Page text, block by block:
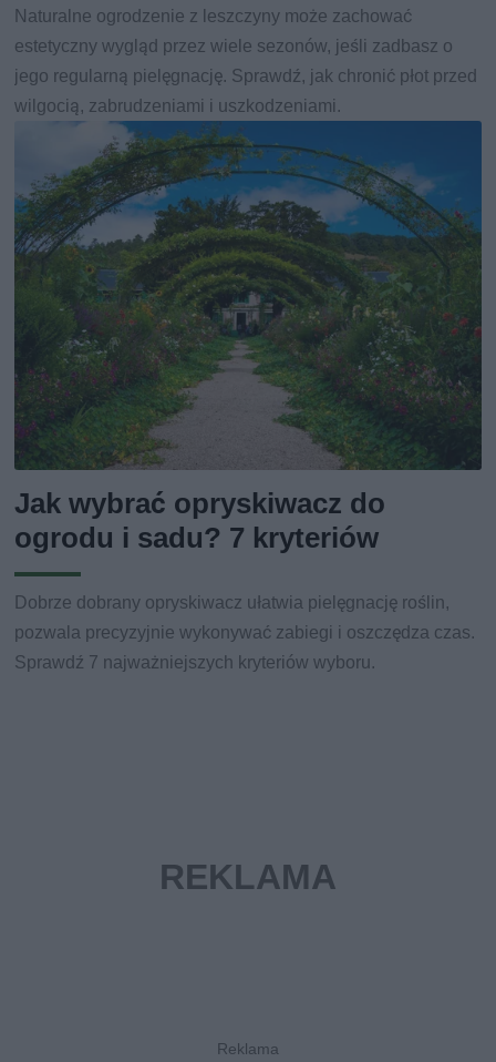
Naturalne ogrodzenie z leszczyny może zachować
estetyczny wygląd przez wiele sezonów, jeśli zadbasz o
jego regularną pielęgnację. Sprawdź, jak chronić płot przed
wilgocią, zabrudzeniami i uszkodzeniami.
Jak wybrać opryskiwacz do
ogrodu i sadu? 7 kryteriów
Dobrze dobrany opryskiwacz ułatwia pielęgnację roślin,
pozwala precyzyjnie wykonywać zabiegi i oszczędza czas.
Sprawdź 7 najważniejszych kryteriów wyboru.